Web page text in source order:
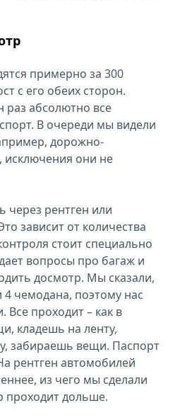
примерно за 300
с его обеих сторон.
раз абсолютно все
В очереди мы видели
дорожно-
исключения они не
через рентген или
зависит от количества
стоит специально
вопросы про багаж и
досмотр. Мы сказали,
4 чемодана, поэтому нас
Все проходит – как в
кладешь на ленту,
забираешь вещи. Паспорт
рентген автомобилей
из чего мы сделали
проходит дольше.